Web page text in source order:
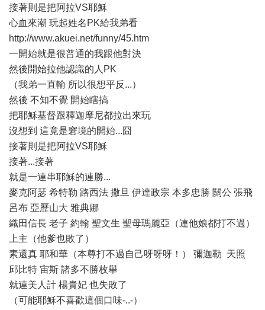
接著則是把阿拉VS耶穌
心血來潮 玩起姓名PK給我弟看
http://www.akuei.net/funny/45.htm
一開始就是很普通的我跟他對決
然後開始拉他認識的人PK
（我弟一直輸 所以很想平反...）
然後 不知不覺 開始瞎搞
把耶穌基督跟釋迦摩尼都拉出來玩
沒想到 這竟是窘境的開始...囧
接著則是把阿拉VS耶穌
接著...接著
就是一連串耶穌的連勝...
麥克阿瑟 希特勒 路西法 撒旦 伊達政宗 本多忠勝 關公 張飛
呂布 亞歷山大 雅典娜
織田信長 老子 約翰 聖文生 聖母瑪麗亞（連他娘都打不過）
上主（他爹也敗了）
素還真 耶和華（本尊打不過自己呀呀呀！） 彌迦勒 天照
邱比特 宙斯 諸多不勝枚舉
就連美人計 楊貴妃 也失敗了
（可能耶穌不喜歡這個口味-..-）